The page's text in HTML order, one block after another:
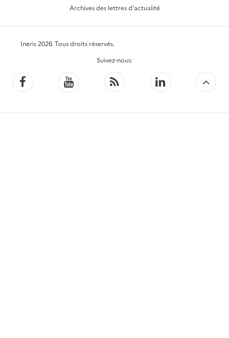
Archives des lettres d'actualité
Ineris 2026. Tous droits réservés.
Suivez-nous:
Facebook
RSS
to